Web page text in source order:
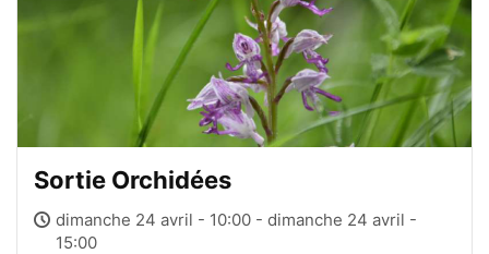
Sortie Orchidées
dimanche 24 avril - 10:00 - dimanche 24 avril -
15:00